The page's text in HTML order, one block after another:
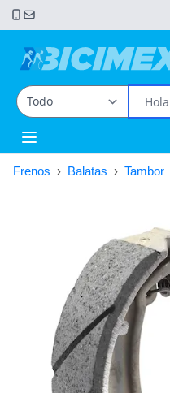
Open main menu
Frenos › Balatas › Tambor